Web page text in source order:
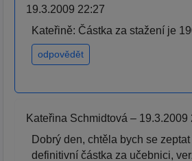
19.3.2009 22:27
Kateřině: Částka za stažení je
odpovědět
Kateřina Schmidtová – 19.3.2009
Dobrý den, chtěla bych se
definitivní částka za učebnici,